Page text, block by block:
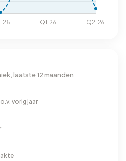
laatste 12 maanden
vorig jaar